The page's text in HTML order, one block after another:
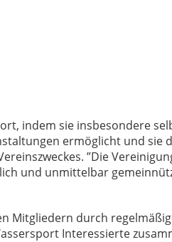
indem sie insbesondere
ermöglicht und sie
”Die
und unmittelbar
Mitgliedern durch
Interessierte